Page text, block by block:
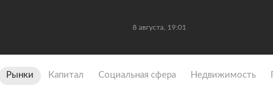
8 августа, 19:01
Рынки Капитал Социальная сфера Недвижимость